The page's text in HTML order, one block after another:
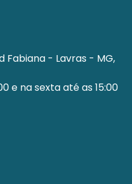
Fabiana - Lavras - MG,
e na sexta até as 15:00